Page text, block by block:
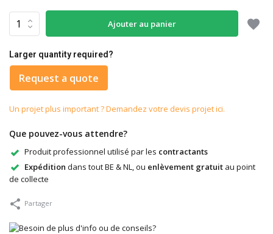
Ajouter au panier
Larger quantity required?
Request a quote
Un projet plus important ? Demandez votre devis projet ici.
Que pouvez-vous attendre?
Produit professionnel utilisé par les contractants
Expédition dans tout BE & NL, ou enlèvement gratuit au point
de collecte
Partager